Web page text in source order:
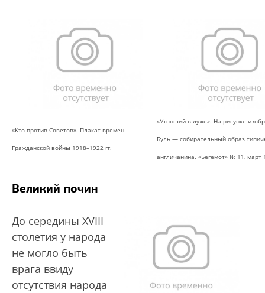
«Кто против Советов». Плакат времен
Гражданской войны 1918–1922 гг.
«Утопший в луже». На рисунке
Буль — собирательный образ
англичанина. «Бегемот» № 11, март
Великий почин
До середины XVIII
столетия у народа
не могло быть
врага ввиду
отсутствия народа